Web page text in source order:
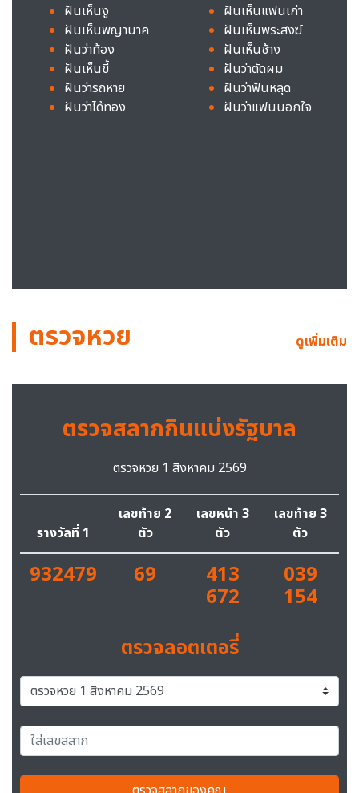
ฝันเห็นงู
ฝันเห็นพญานาค
ฝันว่าท้อง
ฝันเห็นขี้
ฝันว่ารถหาย
ฝันว่าได้ทอง
ฝันเห็นแฟนเก่า
ฝันเห็นพระสงฆ์
ฝันเห็นช้าง
ฝันว่าตัดผม
ฝันว่าฟันหลุด
ฝันว่าแฟนนอกใจ
ตรวจหวย ดูเพิ่มเติม
ตรวจสลากกินแบ่งรัฐบาล
ตรวจหวย 1 สิงหาคม 2569
รางวัลที่ 1
เลขท้าย 2
ตัว
เลขหน้า 3
ตัว
เลขท้าย 3
ตัว
932479 69 413
672
039
154
ตรวจลอตเตอรี่